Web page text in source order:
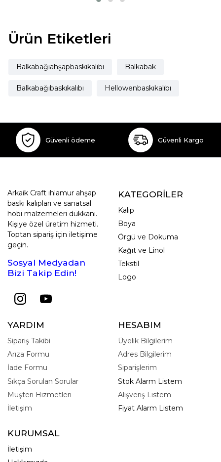
Ürün Etiketleri
Balkabağıahşapbaskıkalıbı Balkabak
Balkabağıbaskıkalıbı Hellowenbaskıkalıbı
Güvenli ödeme Güvenli Kargo
Arkaik Craft ıhlamur ahşap
baskı kalıpları ve sanatsal
hobi malzemeleri dükkanı.
Kişiye özel üretim hizmeti.
Toptan sipariş için iletişime
geçin.
Sosyal Medyadan
Bizi Takip Edin!
KATEGORİLER
Kalıp
Boya
Örgü ve Dokuma
Kağıt ve Linol
Tekstil
Logo
YARDIM
Sipariş Takibi
Arıza Formu
İade Formu
Sıkça Sorulan Sorular
Müşteri Hizmetleri
İletişim
HESABIM
Üyelik Bilgilerim
Adres Bilgilerim
Siparişlerim
Stok Alarm Listem
Alışveriş Listem
Fiyat Alarm Listem
KURUMSAL
İletişim